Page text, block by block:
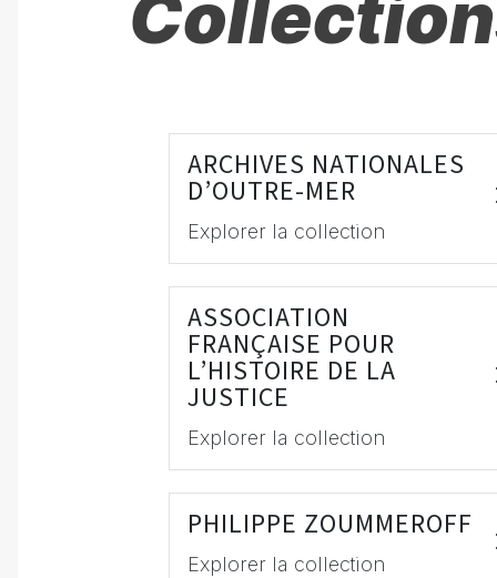
ARCHIVES NATIONALES
D’OUTRE-MER
Explorer la collection
ASSOCIATION
FRANÇAISE POUR
L’HISTOIRE DE LA
JUSTICE
Explorer la collection
PHILIPPE ZOUMMEROFF
Explorer la collection